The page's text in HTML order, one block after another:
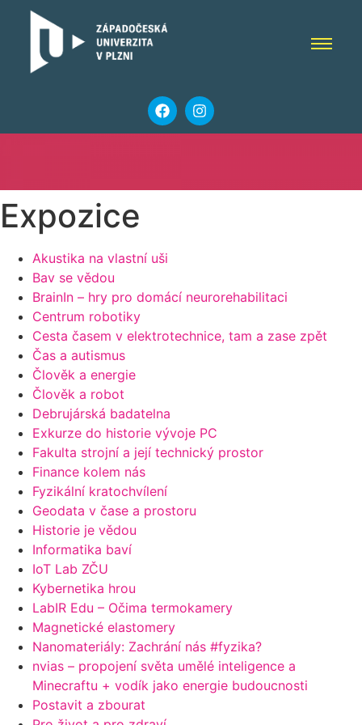
Expozice
Akustika na vlastní uši
Bav se vědou
BrainIn – hry pro domácí neurorehabilitaci
Centrum robotiky
Cesta časem v elektrotechnice, tam a zase zpět
Čas a autismus
Člověk a energie
Člověk a robot
Debrujárská badatelna
Exkurze do historie vývoje PC
Fakulta strojní a její technický prostor
Finance kolem nás
Fyzikální kratochvílení
Geodata v čase a prostoru
Historie je vědou
Informatika baví
IoT Lab ZČU
Kybernetika hrou
LabIR Edu – Očima termokamery
Magnetické elastomery
Nanomateriály: Zachrání nás #fyzika?
nvias – propojení světa umělé inteligence a
Minecraftu + vodík jako energie budoucnosti
Postavit a zbourat